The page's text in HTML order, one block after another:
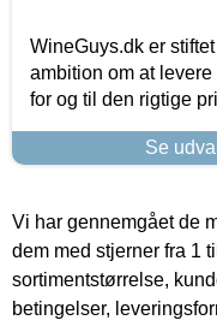
WineGuys.dk er
ambition om at
for og til den rigtige
Se
Vi har gennemgået de
dem med stjerner fra 1
sortimentstørrelse,
betingelser,